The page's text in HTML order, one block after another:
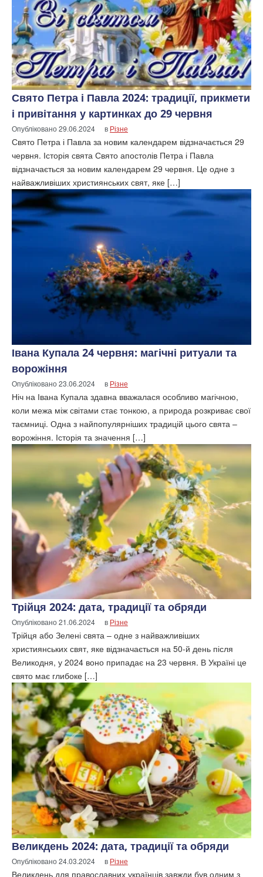
Свято Петра і Павла 2024: традиції, прикмети
і привітання у картинках до 29 червня
Опубліковано29.06.2024 в Різне
Свято Петра і Павла за новим календарем відзначається 29
червня. Історія свята Свято апостолів Петра і Павла
відзначається за новим календарем 29 червня. Це одне з
найважливіших християнських свят, яке […]
Івана Купала 24 червня: магічні ритуали та
ворожіння
Опубліковано23.06.2024 в Різне
Ніч на Івана Купала здавна вважалася особливо магічною,
коли межа між світами стає тонкою, а природа розкриває свої
таємниці. Одна з найпопулярніших традицій цього свята –
ворожіння. Історія та значення […]
Трійця 2024: дата, традиції та обряди
Опубліковано21.06.2024 в Різне
Трійця або Зелені свята – одне з найважливіших
християнських свят, яке відзначається на 50-й день після
Великодня, у 2024 воно припадає на 23 червня. В Україні це
свято має глибоке […]
Великдень 2024: дата, традиції та обряди
Опубліковано24.03.2024 в Різне
Великдень для православних українців завжди був одним з